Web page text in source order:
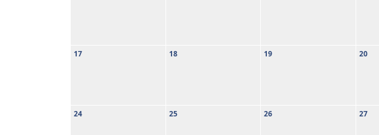
17 18 19 20
24 25 26 27